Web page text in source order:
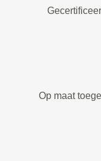
Op maat